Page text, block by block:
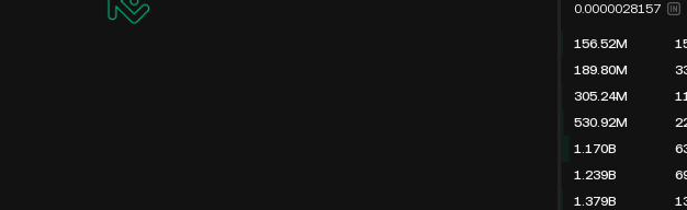
0.0000028157
156.52M
189.80M
305.24M
530.92M
1.170B
1.239B
1.379B